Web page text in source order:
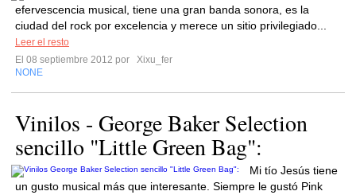
efervescencia musical, tiene una gran banda sonora, es la
ciudad del rock por excelencia y merece un sitio privilegiado...
Leer el resto
El 08 septiembre 2012 por
Xixu_fer
NONE
Vinilos - George Baker Selection
sencillo "Little Green Bag":
Mi tío Jesús tiene
un gusto musical más que interesante. Siempre le gustó Pink